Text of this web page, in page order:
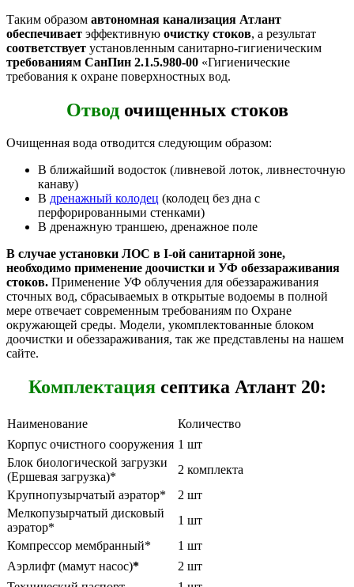
Таким образом автономная канализация Атлант
обеспечивает эффективную очистку стоков, а результат
соответствует установленным санитарно-гигиеническим
требованиям СанПин 2.1.5.980-00 «Гигиенические
требования к охране поверхностных вод.
Отводочищенных стоков
Очищенная вода отводится следующим образом:
В ближайший водосток (ливневой лоток, ливнесточную
канаву)
В дренажный колодец (колодец без дна с
перфорированными стенками)
В дренажную траншею, дренажное поле
В случае установки ЛОС в I-ой санитарной зоне,
необходимо применение доочистки и УФ обеззараживания
стоков. Применение УФ облучения для обеззараживания
сточных вод, сбрасываемых в открытые водоемы в полной
мере отвечает современным требованиям по Охране
окружающей среды. Модели, укомплектованные блоком
доочистки и обеззараживания, так же представлены на нашем
сайте.
Комплектациясептика Атлант 20:
Наименование
Количество
Корпус очистного сооружения 1 шт
Блок биологической загрузки
(Ершевая загрузка)*
2 комплекта
Крупнопузырчатый аэратор*
2 шт
Мелкопузырчатый дисковый
аэратор*
1 шт
Компрессор мембранный*
1 шт
Аэрлифт (мамут насос)*
2 шт